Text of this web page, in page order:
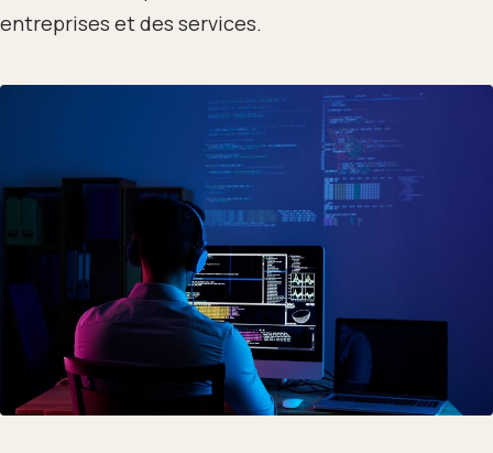
entreprises et des services.